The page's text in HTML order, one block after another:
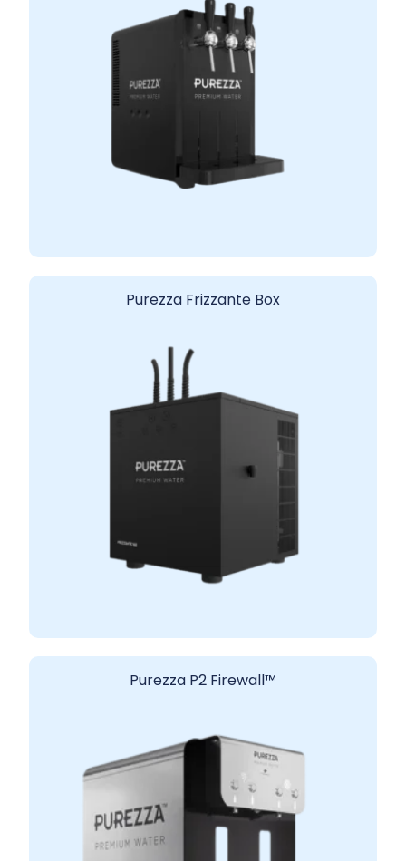
Purezza Frizzante Box
Purezza P2 Firewall™